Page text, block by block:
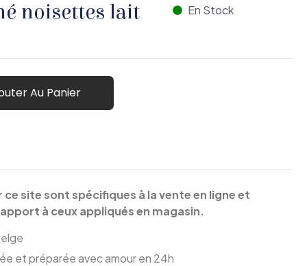
noisettes lait En Stock
Au Panier
ce site sont spécifiques à la vente en ligne et
à ceux appliqués en magasin.
et préparée avec amour en 24h